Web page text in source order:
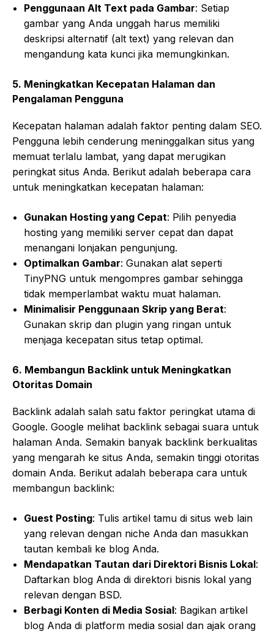
Penggunaan Alt Text pada Gambar: Setiap
gambar yang Anda unggah harus memiliki
deskripsi alternatif (alt text) yang relevan dan
mengandung kata kunci jika memungkinkan.
5. Meningkatkan Kecepatan Halaman dan
Pengalaman Pengguna
Kecepatan halaman adalah faktor penting dalam SEO.
Pengguna lebih cenderung meninggalkan situs yang
memuat terlalu lambat, yang dapat merugikan
peringkat situs Anda. Berikut adalah beberapa cara
untuk meningkatkan kecepatan halaman:
Gunakan Hosting yang Cepat: Pilih penyedia
hosting yang memiliki server cepat dan dapat
menangani lonjakan pengunjung.
Optimalkan Gambar: Gunakan alat seperti
TinyPNG untuk mengompres gambar sehingga
tidak memperlambat waktu muat halaman.
Minimalisir Penggunaan Skrip yang Berat:
Gunakan skrip dan plugin yang ringan untuk
menjaga kecepatan situs tetap optimal.
6. Membangun Backlink untuk Meningkatkan
Otoritas Domain
Backlink adalah salah satu faktor peringkat utama di
Google. Google melihat backlink sebagai suara untuk
halaman Anda. Semakin banyak backlink berkualitas
yang mengarah ke situs Anda, semakin tinggi otoritas
domain Anda. Berikut adalah beberapa cara untuk
membangun backlink:
Guest Posting: Tulis artikel tamu di situs web lain
yang relevan dengan niche Anda dan masukkan
tautan kembali ke blog Anda.
Mendapatkan Tautan dari Direktori Bisnis Lokal:
Daftarkan blog Anda di direktori bisnis lokal yang
relevan dengan BSD.
Berbagi Konten di Media Sosial: Bagikan artikel
blog Anda di platform media sosial dan ajak orang